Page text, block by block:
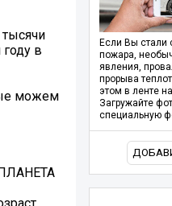
в
можем
Если Вы стали
пожара,
явления,
прорыва
этом в ленте
Загружайте
специальную